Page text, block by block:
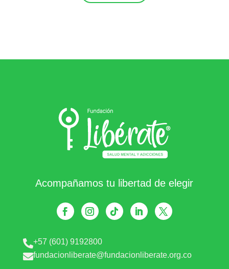
Acompañamos tu libertad de elegir
+57 (601) 9192800
fundacionliberate@fundacionliberate.org.co